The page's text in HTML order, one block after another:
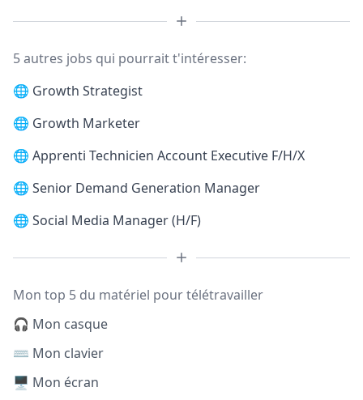
5 autres jobs qui pourrait t'intéresser:
🌐 Growth Strategist
🌐 Growth Marketer
🌐 Apprenti Technicien Account Executive F/H/X
🌐 Senior Demand Generation Manager
🌐 Social Media Manager (H/F)
Mon top 5 du matériel pour télétravailler
🎧 Mon casque
⌨️ Mon clavier
🖥️ Mon écran